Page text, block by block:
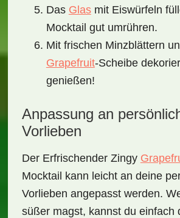
Das Glasmit Eiswürfeln
Mocktail gut umrühren.
Mit frischen Minzblättern
Grapefruit-Scheibe
genießen!
Anpassung an
Vorlieben
Der Erfrischender Zingy
Mocktail kann leicht an deine
Vorlieben angepasst werden.
süßer magst, kannst du einfach